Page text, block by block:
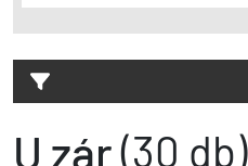
U zár(30 db)